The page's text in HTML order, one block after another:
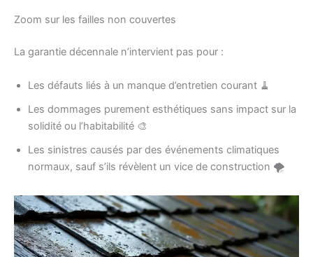
Zoom sur les failles non couvertes
La garantie décennale n’intervient pas pour :
Les défauts liés à un manque d’entretien courant 🧹
Les dommages purement esthétiques sans impact sur la
solidité ou l’habitabilité 🎨
Les sinistres causés par des événements climatiques
normaux, sauf s’ils révèlent un vice de construction 🌪️